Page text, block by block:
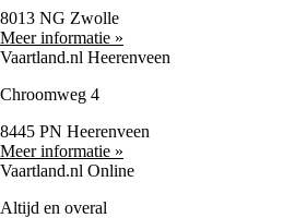
8013 NG Zwolle
Meer informatie »
Vaartland.nl Heerenveen
Chroomweg 4
8445 PN Heerenveen
Meer informatie »
Vaartland.nl Online
Altijd en overal